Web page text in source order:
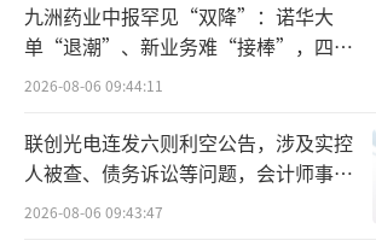
此外，并购所形成的高商誉
现。2022年至2024年间，华邦健
药业产生的商誉累计计提减值
元，其中2024年计提6.19亿元
司净利润表现。
九洲药业中报罕见“双降”：诺华大
单“退潮”、新业务难“接棒”，四大
难关待闯
2026-08-06 09:44:11
联创光电连发六则利空公告，涉及实控
人被查、债务诉讼等问题，会计师事务
所曾出具“保留意见”
2026-08-06 09:43:47